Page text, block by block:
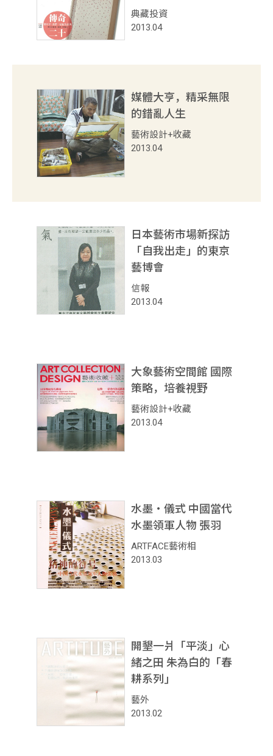
典藏投資
2013.04
媒體大亨，精采無限
的錯亂人生
藝術設計+收藏
2013.04
日本藝術市場新探訪
「自我出走」的東京
藝博會
信報
2013.04
大象藝術空間館 國際
策略，培養視野
藝術設計+收藏
2013.04
水墨‧儀式 中國當代
水墨領軍人物 張羽
ARTFACE藝術相
2013.03
開墾一爿「平淡」心
緒之田 朱為白的「春
耕系列」
藝外
2013.02